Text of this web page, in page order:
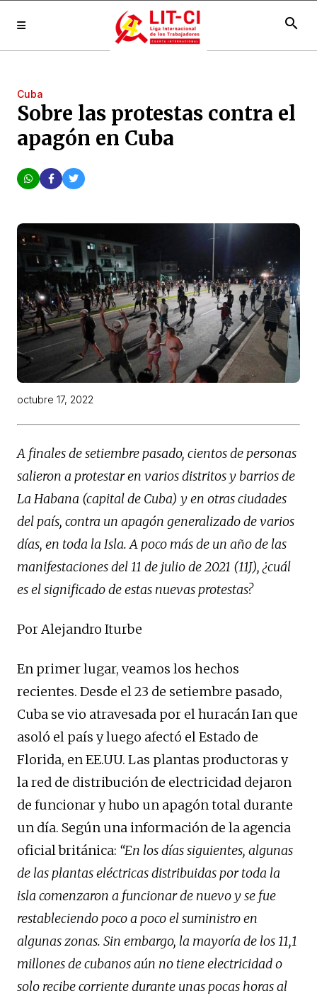
search
Cuba
Sobre las protestas contra el
apagón en Cuba
octubre 17, 2022
A finales de setiembre pasado, cientos de personas
salieron a protestar en varios distritos y barrios de
La Habana (capital de Cuba) y en otras ciudades
del país, contra un apagón generalizado de varios
días, en toda la Isla. A poco más de un año de las
manifestaciones del 11 de julio de 2021 (11J), ¿cuál
es el significado de estas nuevas protestas?
Por Alejandro Iturbe
En primer lugar, veamos los hechos
recientes. Desde el 23 de setiembre pasado,
Cuba se vio atravesada por el huracán Ian que
asoló el país y luego afectó el Estado de
Florida, en EE.UU. Las plantas productoras y
la red de distribución de electricidad dejaron
de funcionar y hubo un apagón total durante
un día. Según una información de la agencia
oficial británica: “En los días siguientes, algunas
de las plantas eléctricas distribuidas por toda la
isla comenzaron a funcionar de nuevo y se fue
restableciendo poco a poco el suministro en
algunas zonas. Sin embargo, la mayoría de los 11,1
millones de cubanos aún no tiene electricidad o
solo recibe corriente durante unas pocas horas al